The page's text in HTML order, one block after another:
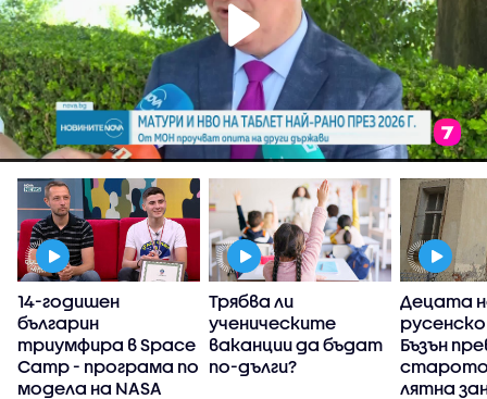
14-годишен
българин
триумфира в Space
Camp - програма по
модела на NASA
Трябва ли
ученическите
ваканции да бъдат
по-дълги?
Децата
Бъзън
старото
лятна